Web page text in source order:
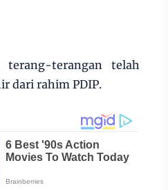
terangan telah
dari rahim PDIP.